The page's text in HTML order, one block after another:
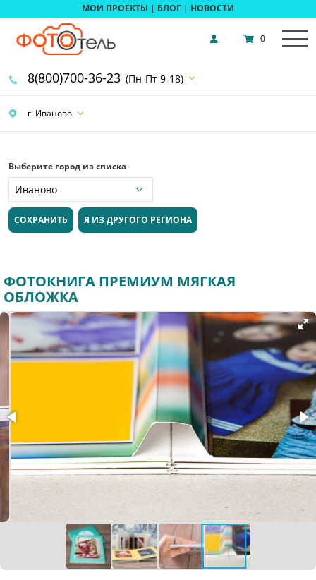
МОИ ПРОЕКТЫ | БЛОГ | НОВОСТИ
г. Иваново
8(800)700-36-23 (Пн-Пт 9-18)
0
Выберите город из списка
СОХРАНИТЬ Я ИЗ ДРУГОГО РЕГИОНА
ФОТОКНИГА ПРЕМИУМ МЯГКАЯ
ОБЛОЖКА